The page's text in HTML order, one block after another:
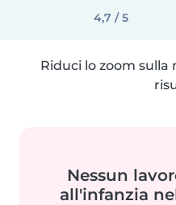
4,7 / 5
Riduci lo zoom
Nessun
all'infanzia